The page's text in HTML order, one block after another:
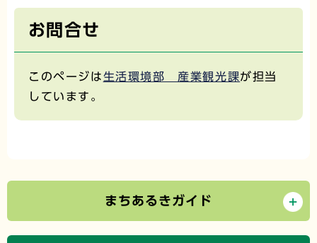
お問合せ
このページは生活環境部 産業観光課が担当
しています。
まちあるきガイド